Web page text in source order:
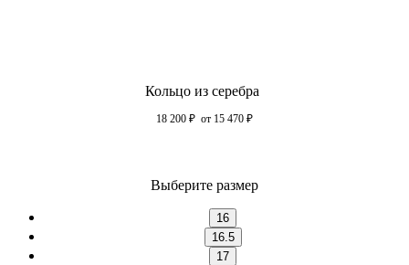
Кольцо из серебра
18 200 ₽ от 15 470 ₽
Выберите размер
16
16.5
17